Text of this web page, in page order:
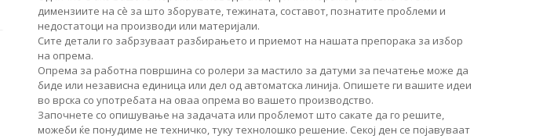
димензиите на сè за што зборувате, тежината, составот, познатите проблеми и
недостатоци на производи или материјали.
Сите детали го забрзуваат разбирањето и приемот на нашата препорака за избор
на опрема.
Опрема за работна површина со ролери за мастило за датуми за печатење може да
биде или независна единица или дел од автоматска линија. Опишете ги вашите идеи
во врска со употребата на оваа опрема во вашето производство.
Започнете со опишување на задачата или проблемот што сакате да го решите,
можеби ќе понудиме не техничко, туку технолошко решение. Секој ден се појавуваат